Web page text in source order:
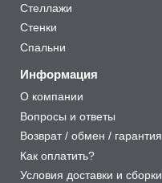
Стеллажи
Стенки
Спальни
Информация
О компании
Вопросы и ответы
Возврат / обмен / гарантия
Как оплатить?
Условия доставки и сборки